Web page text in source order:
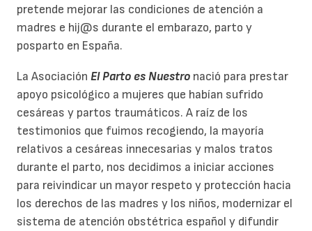
pretende mejorar las condiciones de atención a
madres e hij@s durante el embarazo, parto y
posparto en España.
La Asociación El Parto es Nuestro nació para prestar
apoyo psicológico a mujeres que habían sufrido
cesáreas y partos traumáticos. A raíz de los
testimonios que fuimos recogiendo, la mayoría
relativos a cesáreas innecesarias y malos tratos
durante el parto, nos decidimos a iniciar acciones
para reivindicar un mayor respeto y protección hacia
los derechos de las madres y los niños, modernizar el
sistema de atención obstétrica español y difundir